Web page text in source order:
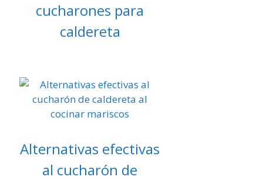
cucharones para
caldereta
Alternativas efectivas
al cucharón de